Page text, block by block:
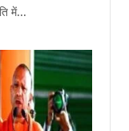
में...